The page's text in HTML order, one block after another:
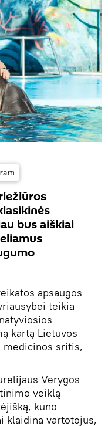
bus aiškiai
apsaugos
teikia
kartą Lietuvos
sritis,
Verygos
veiklą
kūno
klaidina vartotojus,